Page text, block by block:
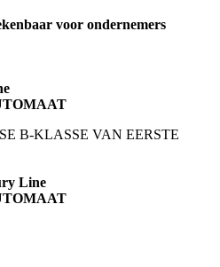
voor ondernemers
B-KLASSE VAN EERSTE
Line